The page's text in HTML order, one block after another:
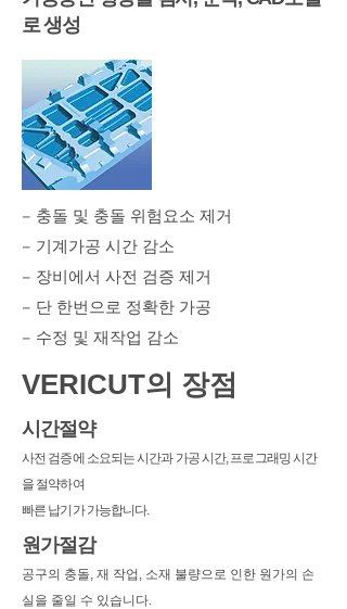
로 생성
– 충돌 및 충돌 위험요소 제거
– 기계가공 시간 감소
– 장비에서 사전 검증 제거
– 단 한번으로 정확한 가공
– 수정 및 재작업 감소
​VERICUT의 장점
시간절약
사전 검증에 소요되는 시간과 가공 시간, 프로그래밍 시간
을 절약하여
빠른 납기가 가능합니다.
원가절감
공구의 충돌, 재 작업, 소재 불량으로 인한 원가의 손
실을 줄일 수 있습니다.